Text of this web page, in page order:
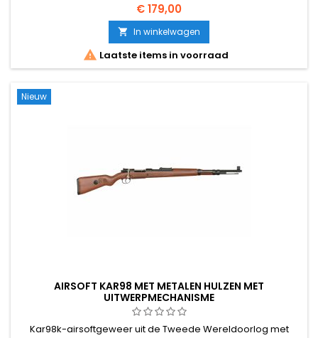
€ 179,00
 In winkelwagen
 Laatste items in voorraad
Nieuw
AIRSOFT KAR98 MET METALEN HULZEN MET
UITWERPMECHANISME
Kar98k-airsoftgeweer uit de Tweede Wereldoorlog met